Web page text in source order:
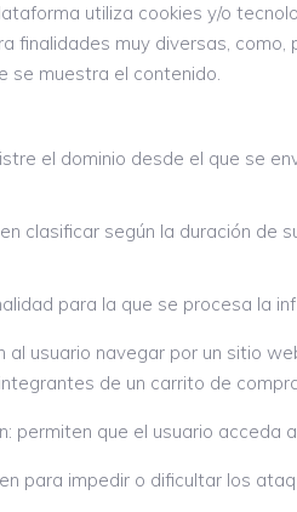
utiliza cookies y/o
finalidades muy diversas,
se muestra el contenido.
el dominio desde el que se
clasificar según la duración de
para la que se procesa la
al usuario navegar por un sitio
de un carrito de
permiten que el usuario
para impedir o dificultar los